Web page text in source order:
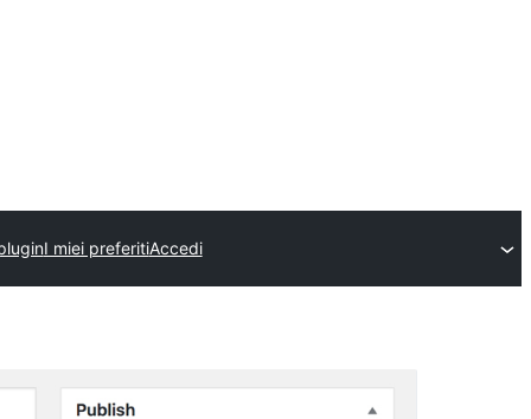
I miei preferitiAccedi